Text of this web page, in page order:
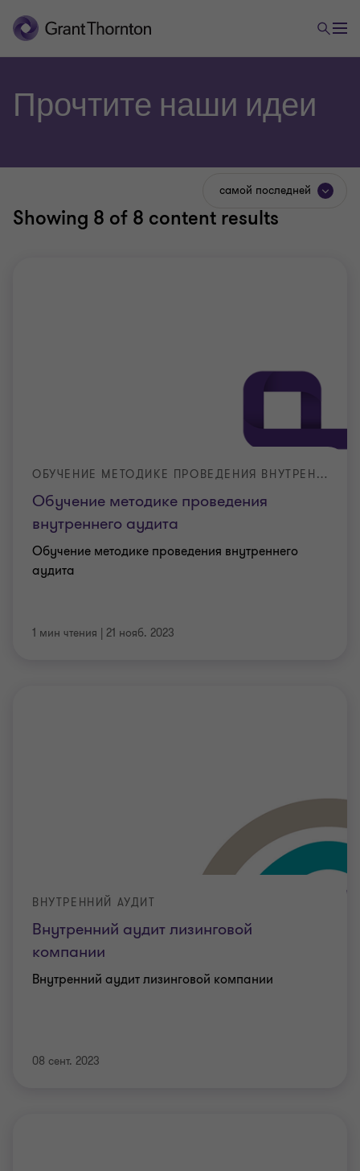
Прочтите наши идеи
Showing 8 of 8 content results
самой последней
Обучение методике проведения
внутреннего аудита
ОБУЧЕНИЕ МЕТОДИКЕ ПРОВЕДЕНИЯ ВНУТРЕННЕГО АУДИТА
Обучение методике проведения внутреннего
аудита
1 мин чтения | 21 нояб. 2023
Внутренний аудит лизинговой
компании
ВНУТРЕННИЙ АУДИТ
Внутренний аудит лизинговой компании
08 сент. 2023